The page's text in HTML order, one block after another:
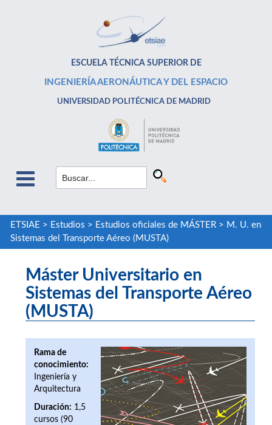
ESCUELA TÉCNICA SUPERIOR DE
INGENIERÍA AERONÁUTICA Y DEL ESPACIO
UNIVERSIDAD POLITÉCNICA DE MADRID
ETSIAE > Estudios > Estudios oficiales de MÁSTER> M. U. en
Sistemas del Transporte Aéreo (MUSTA)
Máster Universitario en
Sistemas del Transporte Aéreo
(MUSTA)
Rama de
conocimiento:
Ingeniería y
Arquitectura
Duración: 1,5
cursos (90